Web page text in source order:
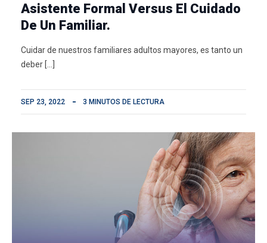
Asistente Formal Versus El Cuidado
De Un Familiar.
Cuidar de nuestros familiares adultos mayores, es tanto un
deber […]
SEP 23, 2022 3 MINUTOS DE LECTURA